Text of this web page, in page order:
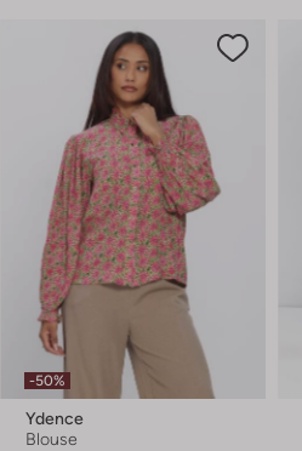
-50%
Ydence
Blouse